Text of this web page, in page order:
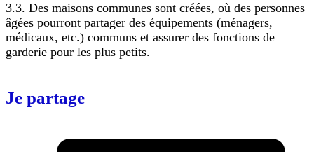
3.3. Des maisons communes sont créées, où des personnes
âgées pourront partager des équipements (ménagers,
médicaux, etc.) communs et assurer des fonctions de
garderie pour les plus petits.
Je partage